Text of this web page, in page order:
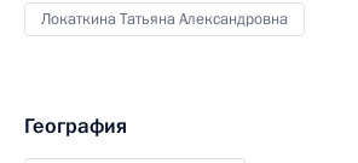
Локаткина Татьяна Александровна
География